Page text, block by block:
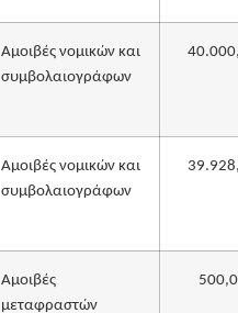
Αμοιβές νομικών και
συμβολαιογράφων
Αμοιβές νομικών και
συμβολαιογράφων
Αμοιβές
μεταφραστών